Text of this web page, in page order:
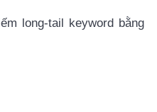
long-tail keyword bằng